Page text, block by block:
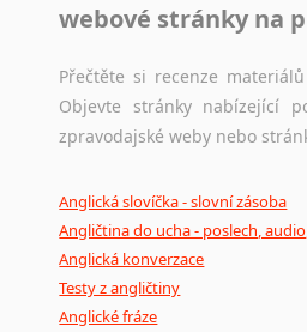
webové stránky na
Přečtěte si recenze
Objevte stránky nabízející
zpravodajské weby nebo
Anglická slovíčka - slovní zásoba
Angličtina do ucha - poslech,
Anglická konverzace
Testy z angličtiny
Anglické fráze